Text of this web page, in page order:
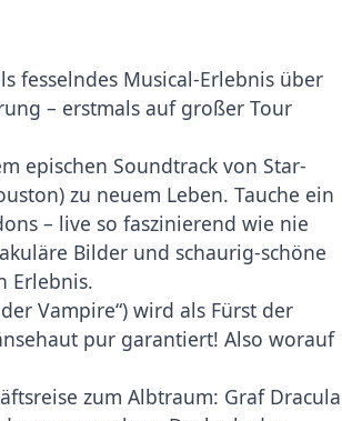
fesselndes Musical-Erlebnis über
– erstmals auf großer Tour
epischen Soundtrack von Star-
zu neuem Leben. Tauche ein
– live so faszinierend wie nie
Bilder und schaurig-schöne
Erlebnis.
Vampire“) wird als Fürst der
pur garantiert! Also worauf
zum Albtraum: Graf Dracula